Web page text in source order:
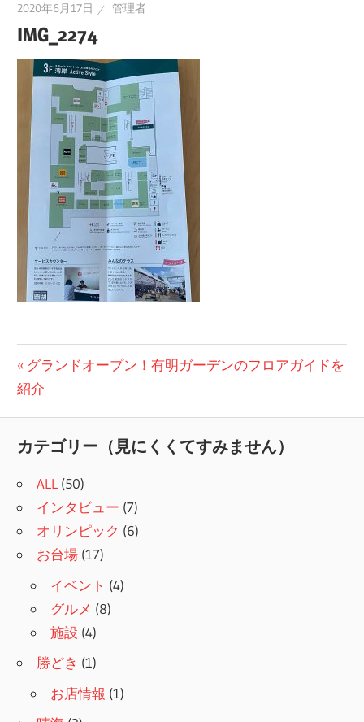
～
2020年6月17日 管理者
IMG_2274
投
稿
ビ
ゲ
ー
シ
ョ
ン
前
の
グランドオープン！有明ガーデンのフロアガイドを
紹介
カテゴリー（見にくくてすみません）
ALL (50)
インタビュー (7)
オリンピック (6)
お台場 (17)
イベント (4)
グルメ (8)
施設 (4)
勝どき (1)
お店情報 (1)